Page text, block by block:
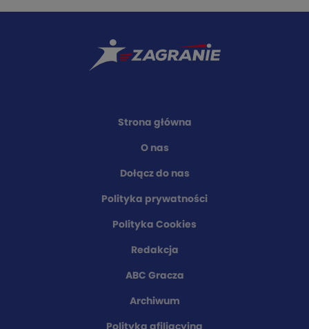
Strona główna
O nas
Dołącz do nas
Polityka prywatności
Polityka Cookies
Redakcja
ABC Gracza
Archiwum
Polityka afiliacyjna